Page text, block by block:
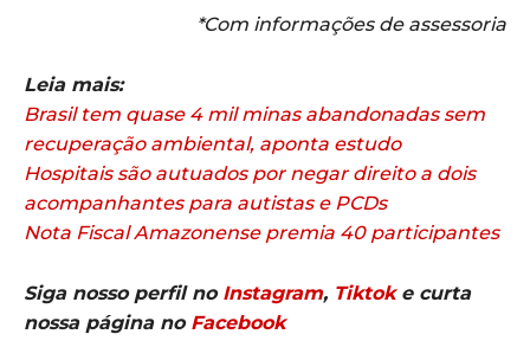
*Com informações de assessoria
Leia mais:
Brasil tem quase 4 mil minas abandonadas sem
recuperação ambiental, aponta estudo
Hospitais são autuados por negar direito a dois
acompanhantes para autistas e PCDs
Nota Fiscal Amazonense premia 40 participantes
Siga nosso perfil no Instagram, Tiktoke curta
nossa página no Facebook